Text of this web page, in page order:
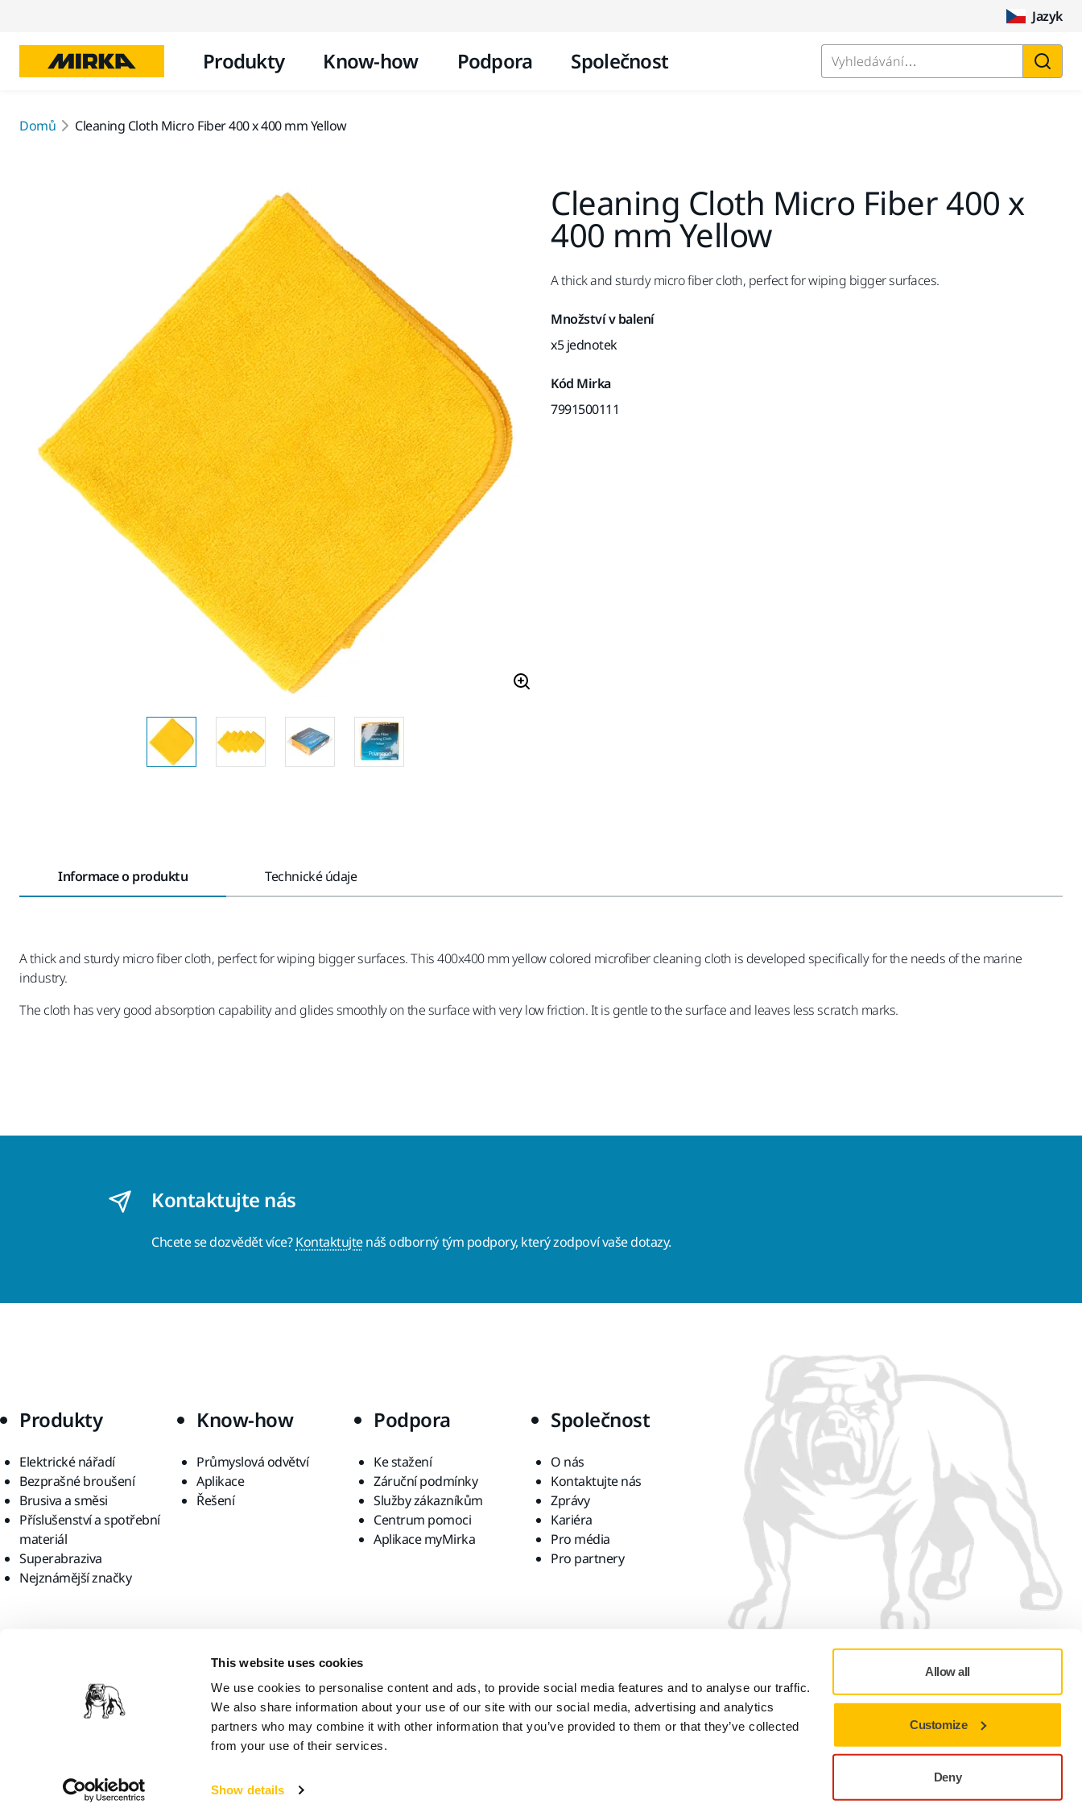
This website uses cookies
We use cookies to personalise content and ads, to provide social media features and to analyse our traffic.
We also share information about your use of our site with our social media, advertising and analytics
partners who may combine it with other information that you’ve provided to them or that they’ve collected
from your use of their services.
Show details
Allow all
Customize
Deny
Jazyk
Produkty Know-how Podpora Společnost Vyhledávání…
Domů Cleaning Cloth Micro Fiber 400 x 400 mm Yellow
Cleaning Cloth Micro Fiber 400 x
400 mm Yellow
A thick and sturdy micro fiber cloth, perfect for wiping bigger surfaces.
Množství v balení
x5 jednotek
Kód Mirka
7991500111
Informace o produktu Technické údaje
A thick and sturdy micro fiber cloth, perfect for wiping bigger surfaces. This 400x400 mm yellow colored microfiber cleaning cloth is developed specifically for the needs of the marine
industry.
The cloth has very good absorption capability and glides smoothly on the surface with very low friction. It is gentle to the surface and leaves less scratch marks.
Kontaktujte nás
Chcete se dozvědět více?Kontaktujtenáš odborný tým podpory, který zodpoví vaše dotazy.
Produkty
Elektrické nářadí
Bezprašné broušení
Brusiva a směsi
Příslušenství a spotřební
materiál
Superabraziva
Nejznámější značky
Know-how
Průmyslová odvětví
Aplikace
Řešení
Podpora
Ke stažení
Záruční podmínky
Služby zákazníkům
Centrum pomoci
Aplikace myMirka
Společnost
O nás
Kontaktujte nás
Zprávy
Kariéra
Pro média
Pro partnery